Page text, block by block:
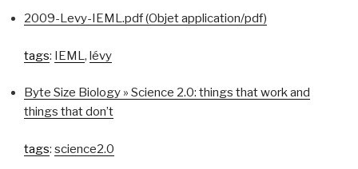
2009-Levy-IEML.pdf (Objet application/pdf)
tags: IEML, lévy
Byte Size Biology » Science 2.0: things that work and
things that don’t
tags: science2.0